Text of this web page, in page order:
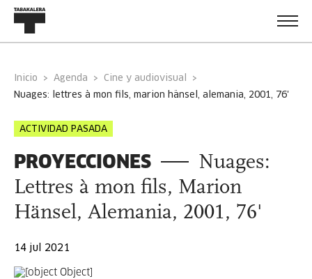
Inicio Agenda
Cine y audiovisual
nuages: lettres à mon fils, marion hänsel, alemania, 2001, 76'
ACTIVIDAD PASADA
PROYECCIONES
Nuages:
Lettres à mon fils, Marion
Hänsel, Alemania, 2001, 76'
14 jul 2021